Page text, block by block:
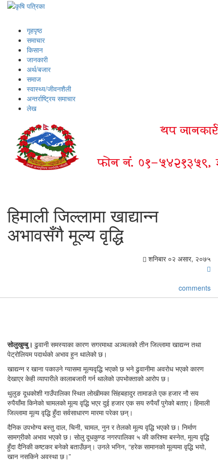
गृहपृष्ठ
समाचार
किसान
जानकारी
अर्थ/बजार
समाज
स्वास्थ्य/जीवनशैली
अन्तर्राष्ट्रिय समाचार
लेख
हिमाली जिल्लामा खाद्यान्न
अभावसँगै मूल्य वृद्धि
शनिबार ०२ असार, २०७५
comments
सोलुखुम्बु। ढुवानी समस्याका कारण सगरमाथा अञ्चलको तीन जिल्लामा खाद्यन्न तथा
पेट्रोलियम पदार्थको अभाव हुन थालेको छ।
खाद्यन्न र खाना पकाउने ग्यासमा मूल्यवृद्धि भएको छ भने ढुवानीमा अवरोध भएको कारण
देखाएर केही व्यापारीले कालाबजारी गर्न थालेको उपभोक्ताको आरोप छ।
थुलुङ दूधकोशी गाउँपालिका स्थित लोखीमका सिंहबहादुर तामाङले एक हजार नौ सय
रुपैयाँमा किनेको चामलको मूल्य वृद्धि भएर दुई हजार एक सय रुपैयाँ पुगेको बताए। हिमाली
जिल्लामा मूल्य वृद्धि हुँदा सर्वसाधारण मारमा परेका छन्।
दैनिक उपभोग्य बस्तु दाल, चिनी, चामल, नुन र तेलको मूल्य वृद्धि भएको छ। निर्माण
सामग्रीको अभाव भएको छ। सोलु दूधकुण्ड नगरपालिका ५ की करिश्मा बस्नेत, मूल्य वृद्धि
हुँदा दैनिकी कष्टकर बनेको बताउँछन्। उनले भनिन, “हरेक सामानको मूल्यमा वृद्धि भयो,
खान नसकिने अवस्था छ।”